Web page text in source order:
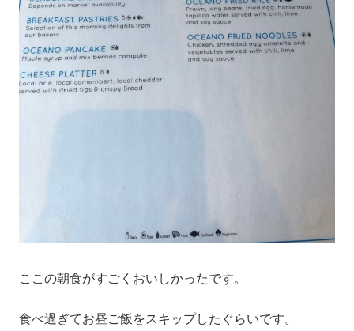
ここの朝食がすごくおいしかったです。
食べ過ぎてお昼ご飯をスキップしたぐらいです。